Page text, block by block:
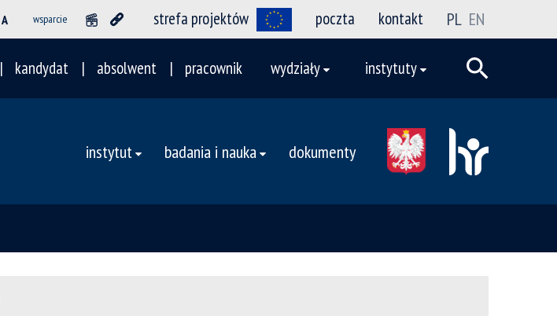
A wsparcie strefa projektów poczta kontakt PL EN
kandydat absolwent pracownik wydziały instytuty
instytut badania i nauka dokumenty